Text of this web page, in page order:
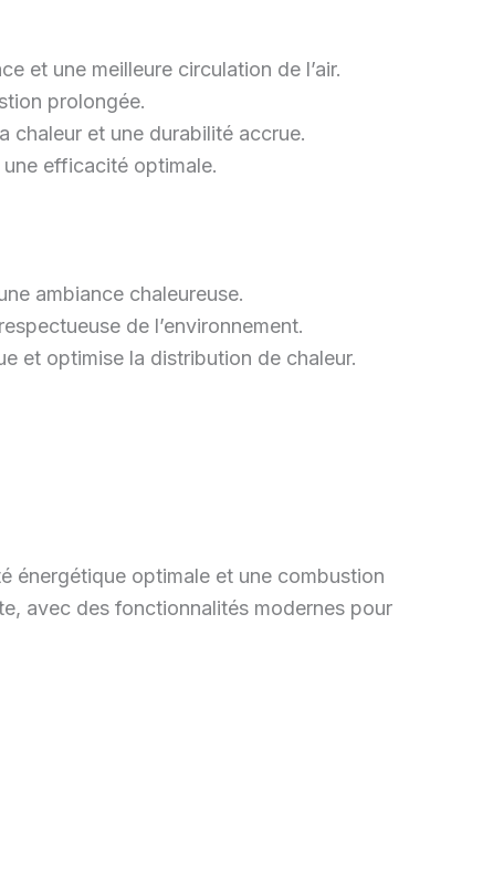
et une meilleure circulation de l’air.
prolongée.
chaleur et une durabilité accrue.
efficacité optimale.
ambiance chaleureuse.
de l’environnement.
et optimise la distribution de chaleur.
énergétique optimale et une combustion
avec des fonctionnalités modernes pour